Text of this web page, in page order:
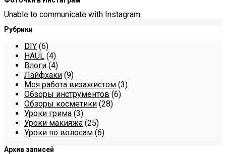
Unable to communicate with Instagram.
Рубрики
DIY (6)
HAUL (4)
Влоги (4)
Лайфхаки (9)
Моя работа визажистом (3)
Обзоры инструментов (6)
Обзоры косметики (28)
Уроки грима (3)
Уроки макияжа (25)
Уроки по волосам (6)
Архив записей